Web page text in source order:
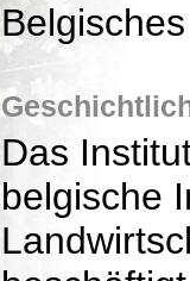
Das
belgische